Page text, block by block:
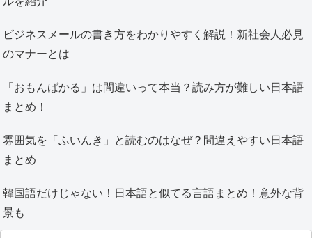
ビジネスメールの書き方をわかりやすく解説！新社会人必見
のマナーとは
「おもんばかる」は間違いって本当？読み方が難しい日本語
まとめ！
雰囲気を「ふいんき」と読むのはなぜ？間違えやすい日本語
まとめ
韓国語だけじゃない！日本語と似てる言語まとめ！意外な背
景も